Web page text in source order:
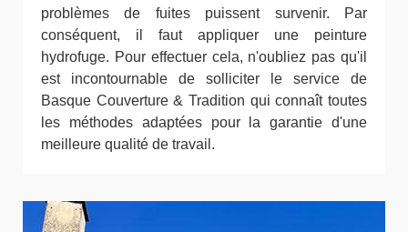
problèmes de fuites puissent survenir. Par
conséquent, il faut appliquer une peinture
hydrofuge. Pour effectuer cela, n'oubliez pas qu'il
est incontournable de solliciter le service de
Basque Couverture & Tradition qui connaît toutes
les méthodes adaptées pour la garantie d'une
meilleure qualité de travail.